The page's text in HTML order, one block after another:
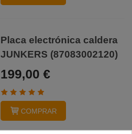
Placa electrónica caldera
JUNKERS (87083002120)
199,00 €
COMPRAR